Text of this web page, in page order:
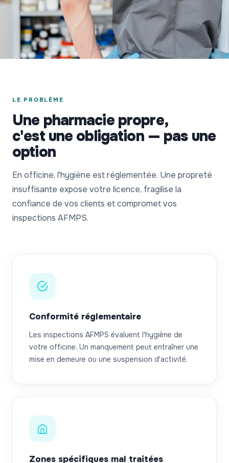
LE PROBLÈME
Une pharmacie propre,
c'est une obligation — pas une
option
En officine, l'hygiène est réglementée. Une propreté
insuffisante expose votre licence, fragilise la
confiance de vos clients et compromet vos
inspections AFMPS.
Conformité réglementaire
Les inspections AFMPS évaluent l'hygiène de
votre officine. Un manquement peut entraîner une
mise en demeure ou une suspension d'activité.
Zones spécifiques mal traitées